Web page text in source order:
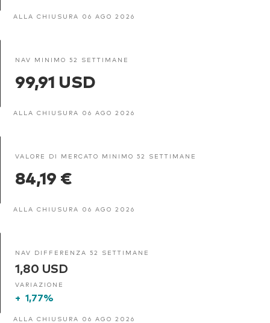
ALLA CHIUSURA 06 AGO 2026
NAV MINIMO 52 SETTIMANE
99,91 USD
ALLA CHIUSURA 06 AGO 2026
VALORE DI MERCATO MINIMO 52 SETTIMANE
84,19 €
ALLA CHIUSURA 06 AGO 2026
NAV DIFFERENZA 52 SETTIMANE
1,80 USD
VARIAZIONE
+ 1,77%
ALLA CHIUSURA 06 AGO 2026